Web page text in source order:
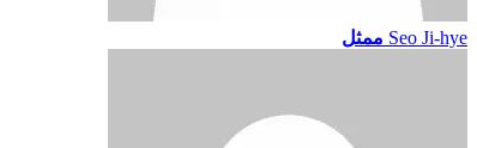
Seo Ji-hye ممثل